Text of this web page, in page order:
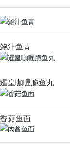
鲍汁鱼青
暹皇咖喱脆鱼丸
香菇鱼面